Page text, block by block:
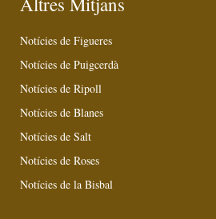
Notícies de Figueres
Notícies de Puigcerdà
Notícies de Ripoll
Notícies de Blanes
Notícies de Salt
Notícies de Roses
Notícies de la Bisbal